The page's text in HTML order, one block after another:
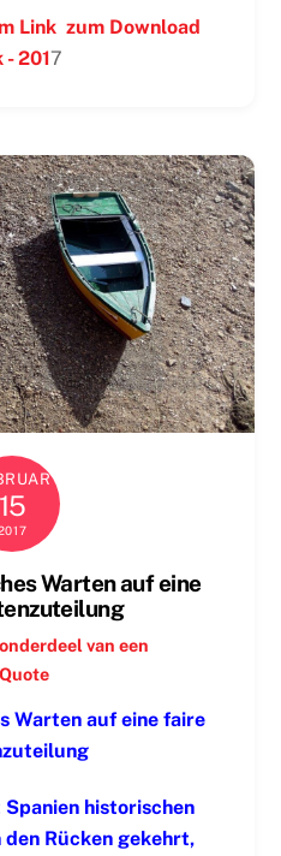
Linkzum Download
2017
15
Warten auf eine
van een
Quote
Warten auf eine faire
historischen
Rücken gekehrt,